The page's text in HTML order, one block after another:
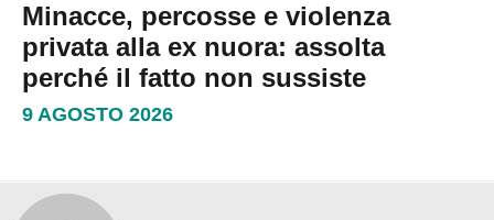
Minacce, percosse e violenza
privata alla ex nuora: assolta
perché il fatto non sussiste
9 AGOSTO 2026